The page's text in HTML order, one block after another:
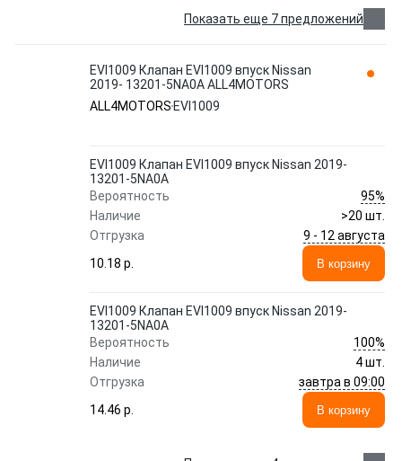
Показать еще 7 предложений
EVI1009 Клапан EVI1009 впуск Nissan
2019- 13201-5NA0A ALL4MOTORS
ALL4MOTORS EVI1009
EVI1009 Клапан EVI1009 впуск Nissan 2019-
13201-5NA0A
Вероятность
95%
Наличие
>20 шт.
Отгрузка
9 - 12 августа
10.18 p.
В корзину
EVI1009 Клапан EVI1009 впуск Nissan 2019-
13201-5NA0A
Вероятность
100%
Наличие
4 шт.
Отгрузка
завтра в 09:00
14.46 p.
В корзину